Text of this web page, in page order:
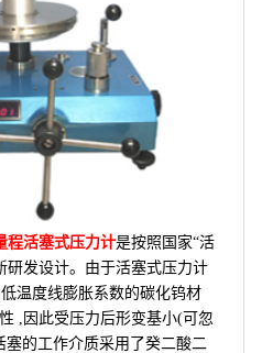
程活塞式压力计是按照国家“活
研发设计。由于活塞式压力计
温度线膨胀系数的碳化钨材
因此受压力后形变基小(可忽
塞的工作介质采用了癸二酸二